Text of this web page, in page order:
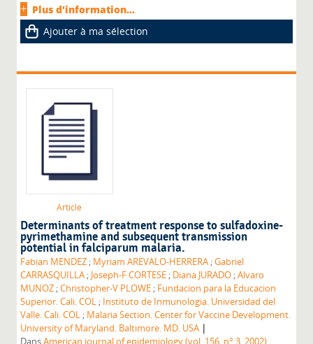
Plus d'information...
Ajouter à ma sélection
Article
Determinants of treatment response to sulfadoxine-
pyrimethamine and subsequent transmission
potential in falciparum malaria.
Fabian MENDEZ ; Myriam AREVALO-HERRERA ;Gabriel
CARRASQUILLA ; Joseph-F CORTESE ; Diana JURADO ;Alvaro
MUNOZ ;Christopher-V PLOWE ; Fundacion para la Educacion
Superior. Cali. COL ; Instituto de Inmunologia. Universidad del
Valle. Cali. COL ; Malaria Section. Center for Vaccine Development.
University of Maryland. Baltimore. MD. USA |